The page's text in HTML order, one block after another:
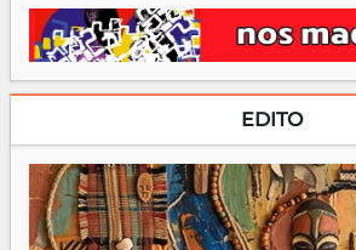
EDITO